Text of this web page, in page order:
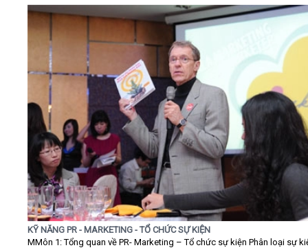
KỸ NĂNG PR - MARKETING - TỔ CHỨC SỰ KIỆN
MMôn 1: Tổng quan về PR- Marketing – Tổ chức sự kiện Phân loại sự